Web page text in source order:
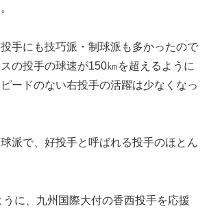
手にも技巧派・制球派も多かったので
の投手の球速が150㎞を超えるように
ードのない右投手の活躍は少なくなっ
派で、好投手と呼ばれる投手のほとん
に、九州国際大付の香西投手を応援